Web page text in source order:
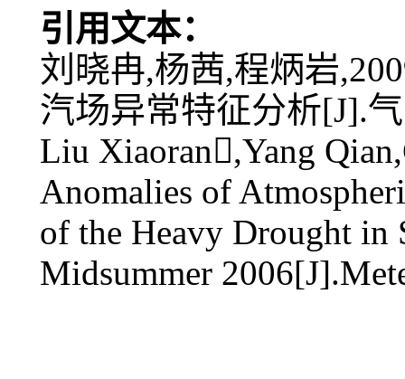
引用文本：
刘晓冉,杨茜,程炳岩
汽场异常特征分析[J].
Liu Xiaoran,Yang
Anomalies of
of the Heavy Drought in
Midsummer